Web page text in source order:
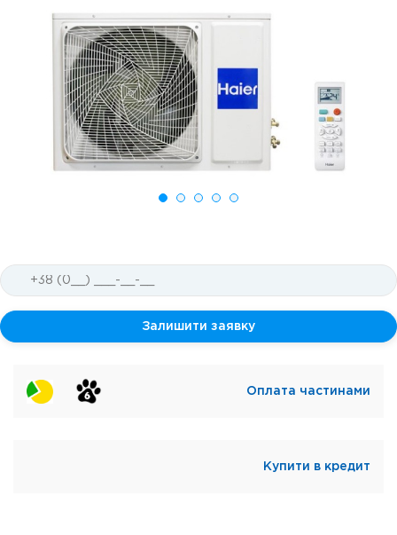
Залишити заявку
Оплата частинами
Купити в кредит